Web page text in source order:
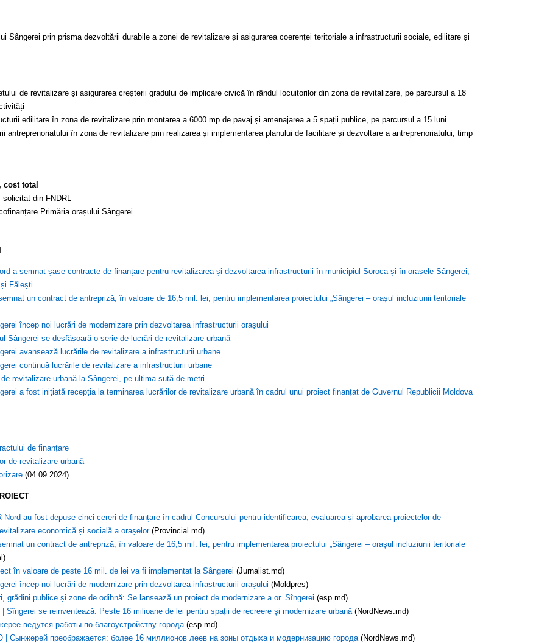
Sângerei prin prisma dezvoltării durabile a zonei de revitalizare și asigurarea coerenței teritoriale a infrastructurii sociale, edilitare și
de revitalizare și asigurarea creșterii gradului de implicare civică în rândul locuitorilor din zona de revitalizare, pe parcursul a 18
edilitare în zona de revitalizare prin montarea a 6000 mp de pavaj și amenajarea a 5 spații publice, pe parcursul a 15 luni
antreprenoriatului în zona de revitalizare prin realizarea și implementarea planului de facilitare și dezvoltare a antreprenoriatului, timp
cost total
solicitat din FNDRL
Primăria orașului Sângerei
a semnat șase contracte de finanțare pentru revitalizarea și dezvoltarea infrastructurii în municipiul Soroca și în orașele Sângerei,
Fălești
un contract de antrepriză, în valoare de 16,5 mil. lei, pentru implementarea proiectului „Sângerei – orașul incluziunii teritoriale
încep noi lucrări de modernizare prin dezvoltarea infrastructurii orașului
Sângerei se desfășoară o serie de lucrări de revitalizare urbană
avansează lucrările de revitalizare a infrastructurii urbane
continuă lucrările de revitalizare a infrastructurii urbane
de revitalizare urbană la Sângerei, pe ultima sută de metri
a fost inițiată recepția la terminarea lucrărilor de revitalizare urbană în cadrul unui proiect finanțat de Guvernul Republicii Moldova
de finanțare
de revitalizare urbană
(04.09.2024)
Nord au fost depuse cinci cereri de finanțare în cadrul Concursului pentru identificarea, evaluarea și aprobarea proiectelor de
economică și socială a orașelor(Provincial.md)
un contract de antrepriză, în valoare de 16,5 mil. lei, pentru implementarea proiectului „Sângerei – orașul incluziunii teritoriale
în valoare de peste 16 mil. de lei va fi implementat la Sângerei (Jurnalist.md)
încep noi lucrări de modernizare prin dezvoltarea infrastructurii orașului (Moldpres)
grădini publice și zone de odihnă: Se lansează un proiect de modernizare a or. Sîngerei (esp.md)
| Sîngerei se reinventează: Peste 16 milioane de lei pentru spații de recreere și modernizare urbană(NordNews.md)
ведутся работы по благоустройству города(esp.md)
Сынжерей преображается: более 16 миллионов леев на зоны отдыха и модернизацию города(NordNews.md)